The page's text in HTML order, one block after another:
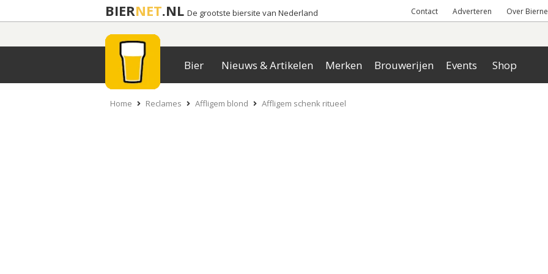
BIERNET.NL De grootste biersite van Nederland Contact Adverteren Over
Bier Nieuws & Artikelen Merken Brouwerijen Events Shop
Home Reclames Affligem blond Affligem schenk ritueel